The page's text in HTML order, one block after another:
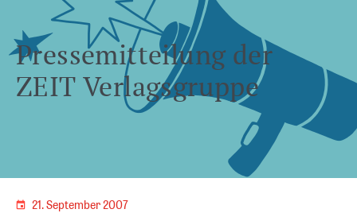
Pressemitteilung der
ZEIT Verlagsgruppe
21. September 2007